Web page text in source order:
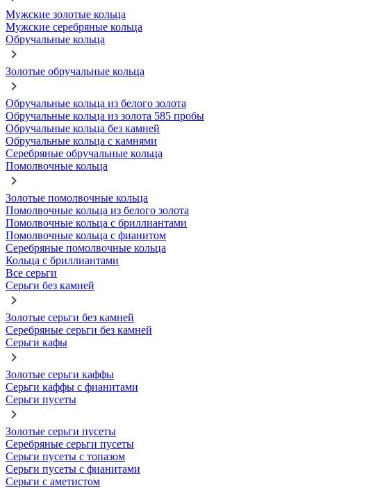
Мужские золотые кольца
Мужские серебряные кольца
Обручальные кольца
Золотые обручальные кольца
Обручальные кольца из белого золота
Обручальные кольца из золота 585 пробы
Обручальные кольца без камней
Обручальные кольца с камнями
Серебряные обручальные кольца
Помолвочные кольца
Золотые помолвочные кольца
Помолвочные кольца из белого золота
Помолвочные кольца с бриллиантами
Помолвочные кольца с фианитом
Серебряные помолвочные кольца
Кольца с бриллиантами
Все серьги
Серьги без камней
Золотые серьги без камней
Серебряные серьги без камней
Серьги кафы
Золотые серьги каффы
Серьги каффы с фианитами
Серьги пусеты
Золотые серьги пусеты
Серебряные серьги пусеты
Серьги пусеты с топазом
Серьги пусеты с фианитами
Серьги с аметистом